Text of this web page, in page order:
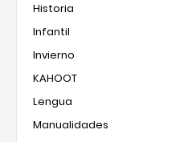
Historia
Infantil
Invierno
KAHOOT
Lengua
Manualidades